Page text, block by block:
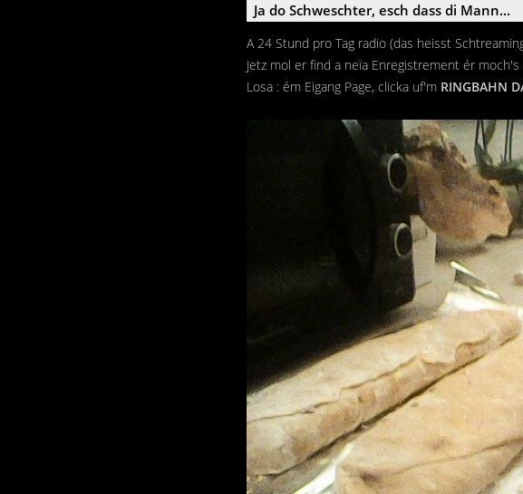
Ja do Schweschter, esch dass di Mann...
A 24 Stund pro Tag radio (das heisst
Jetz mol er find a neïa Enregistrement ér
Losa : ém Eigang Page, clicka uf'm RINGBAHN